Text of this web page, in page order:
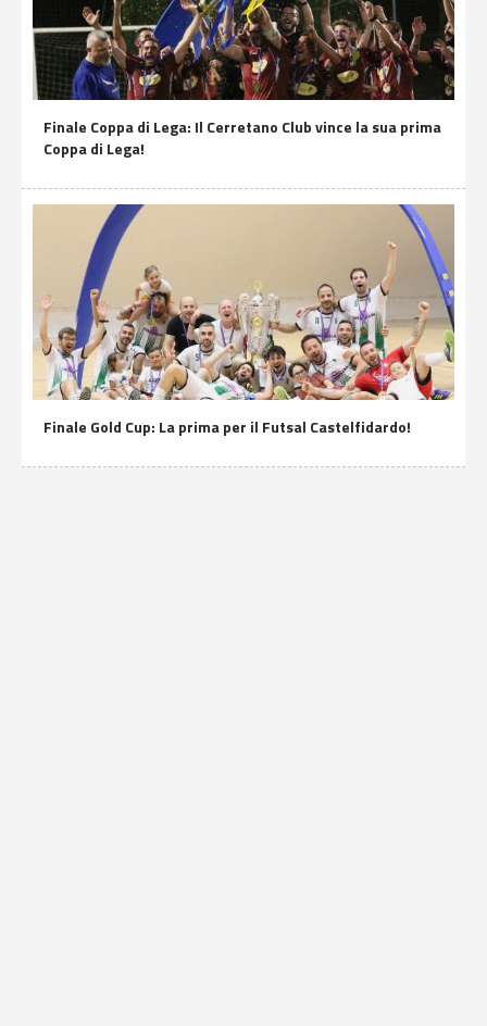
Finale Coppa di Lega: Il Cerretano Club vince la sua prima
Coppa di Lega!
Finale Gold Cup: La prima per il Futsal Castelfidardo!